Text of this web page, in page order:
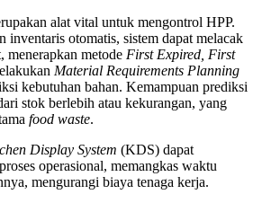
alat vital untuk mengontrol HPP.
inventaris otomatis, sistem dapat melacak
menerapkan metode First Expired, First
Material Requirements Planning
kebutuhan bahan. Kemampuan prediksi
stok berlebih atau kekurangan, yang
food waste.
Display System (KDS) dapat
operasional, memangkas waktu
mengurangi biaya tenaga kerja.